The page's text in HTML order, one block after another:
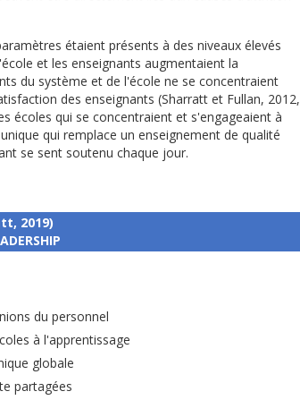
étaient présents à des niveaux élevés
et les enseignants augmentaient la
du système et de l'école ne se concentraient
des enseignants (Sharratt et Fullan, 2012,
écoles qui se concentraient et s'engageaient à
qui remplace un enseignement de qualité
se sent soutenu chaque jour.
2019)
du personnel
à l'apprentissage
globale
partagées